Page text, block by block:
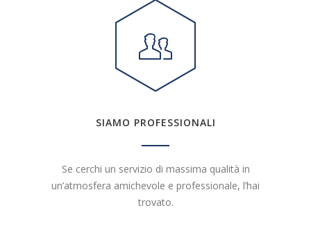
SIAMO PROFESSIONALI
Se cerchi un servizio di massima qualità in
un’atmosfera amichevole e professionale, l’hai
trovato.